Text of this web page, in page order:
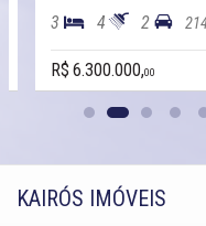
3 4 2
R$ 6.300.000,00
KAIRÓS IMÓVEIS